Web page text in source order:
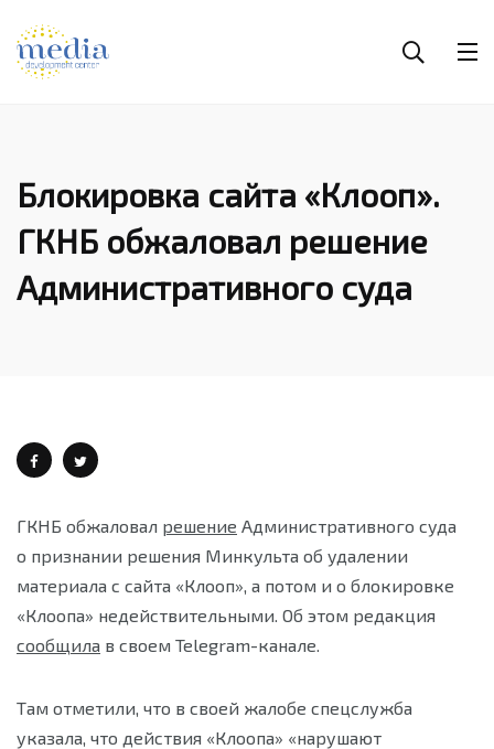
Блокировка сайта «Клооп».
ГКНБ обжаловал решение
Административного суда
ГКНБ обжаловал решение Административного суда
о признании решения Минкульта об удалении
материала с сайта «Клооп», а потом и о блокировке
«Клоопа» недействительными. Об этом редакция
сообщила в своем Telegram-канале.
Там отметили, что в своей жалобе спецслужба
указала, что действия «Клоопа» «нарушают